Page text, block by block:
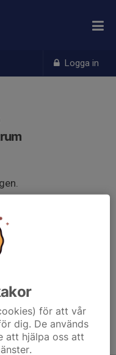
Logga in
för att vår
dig. De används
att hjälpa oss att